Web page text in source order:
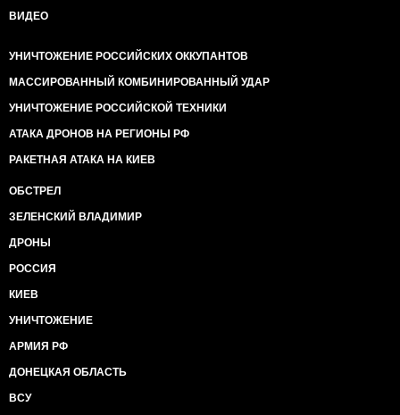
ВИДЕО
УНИЧТОЖЕНИЕ РОССИЙСКИХ ОККУПАНТОВ
МАССИРОВАННЫЙ КОМБИНИРОВАННЫЙ УДАР
УНИЧТОЖЕНИЕ РОССИЙСКОЙ ТЕХНИКИ
АТАКА ДРОНОВ НА РЕГИОНЫ РФ
РАКЕТНАЯ АТАКА НА КИЕВ
ОБСТРЕЛ
ЗЕЛЕНСКИЙ ВЛАДИМИР
ДРОНЫ
РОССИЯ
КИЕВ
УНИЧТОЖЕНИЕ
АРМИЯ РФ
ДОНЕЦКАЯ ОБЛАСТЬ
ВСУ